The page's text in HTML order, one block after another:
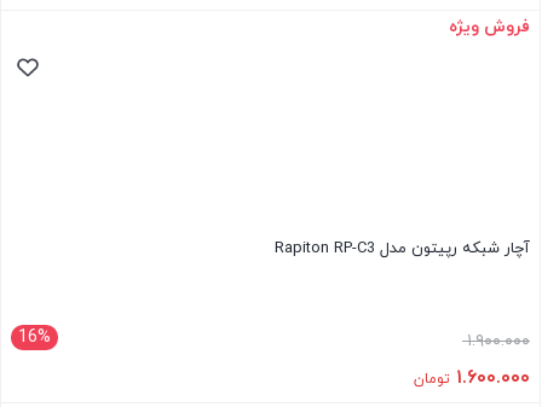
فروش ویژه
آچار شبکه رپیتون مدل Rapiton RP-C3
16% ۱.۹۰۰.۰۰۰
۱.۶۰۰.۰۰۰ تومان